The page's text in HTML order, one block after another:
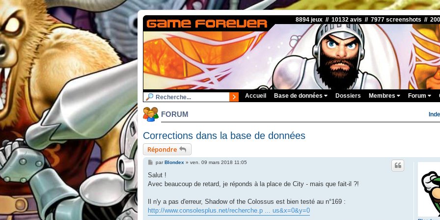
8894 jeux // 10132 avis // 7977 screenshots //
Accueil Base de données Dossiers Membres Forum
FORUM
Corrections dans la base de données
Répondre
M
s
a
parBlondex » ven. 09 mars 2018 11:05
Salut !
Avec beaucoup de retard, je réponds à la place de City - mais que fait-il ?!
Il n'y a pas d'erreur, Shadow of the Colossus est bien testé au n°169 :
http://www.consolesplus.net/recherche.p ... us&x=0&y=0